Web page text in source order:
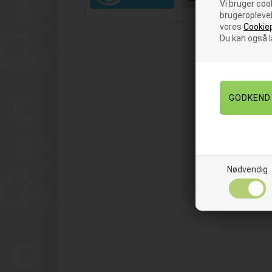
Vi bruger
vores
Du kan også
Nødvendig